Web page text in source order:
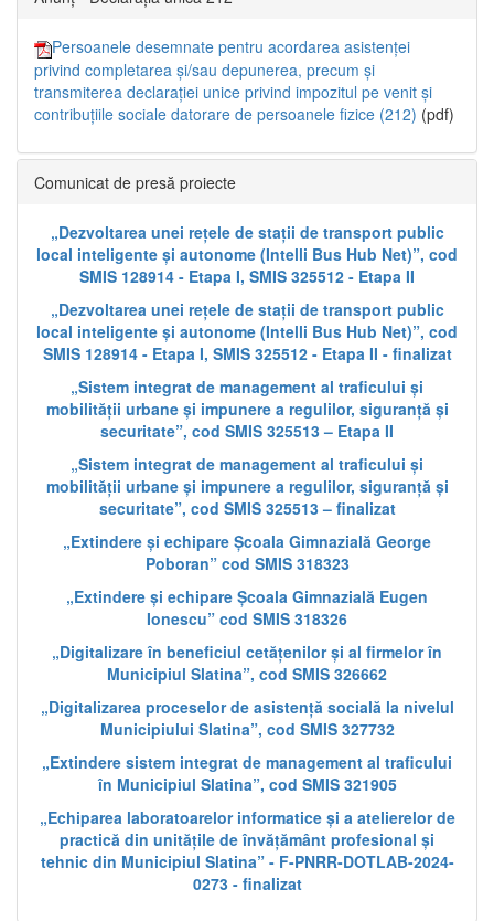
Persoanele desemnate pentru acordarea asistenței
privind completarea și/sau depunerea, precum și
transmiterea declarației unice privind impozitul pe venit și
contribuțiile sociale datorare de persoanele fizice (212) (pdf)
Comunicat de presă proiecte
„Dezvoltarea unei rețele de stații de transport public
local inteligente și autonome (Intelli Bus Hub Net)”, cod
SMIS 128914 - Etapa I, SMIS 325512 - Etapa II
„Dezvoltarea unei rețele de stații de transport public
local inteligente și autonome (Intelli Bus Hub Net)”, cod
SMIS 128914 - Etapa I, SMIS 325512 - Etapa II - finalizat
„Sistem integrat de management al traficului și
mobilității urbane și impunere a regulilor, siguranță și
securitate”, cod SMIS 325513 – Etapa II
„Sistem integrat de management al traficului și
mobilității urbane și impunere a regulilor, siguranță și
securitate”, cod SMIS 325513 – finalizat
„Extindere și echipare Școala Gimnazială George
Poboran” cod SMIS 318323
„Extindere și echipare Școala Gimnazială Eugen
Ionescu” cod SMIS 318326
„Digitalizare în beneficiul cetățenilor și al firmelor în
Municipiul Slatina”, cod SMIS 326662
„Digitalizarea proceselor de asistență socială la nivelul
Municipiului Slatina”, cod SMIS 327732
„Extindere sistem integrat de management al traficului
în Municipiul Slatina”, cod SMIS 321905
„Echiparea laboratoarelor informatice și a atelierelor de
practică din unitățile de învățământ profesional și
tehnic din Municipiul Slatina” - F-PNRR-DOTLAB-2024-
0273 - finalizat